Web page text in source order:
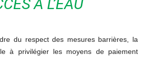
À L’EAU
du respect des mesures barrières, la
à privilégier les moyens de paiement